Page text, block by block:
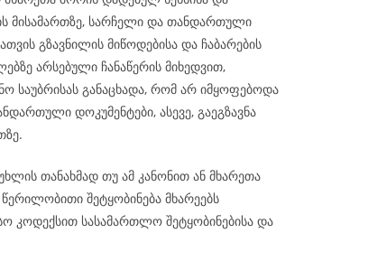
მისამართზე, სარჩელი და თანდართული
გზავნილის მიწოდებისა და ჩაბარების
არსებული ჩანაწერის მიხედვით,
საუბრისას განაცხადა, რომ არ იმყოფებოდა
დოკუმენტები, ასევე, გაეგზავნა
თანახმად თუ ამ კანონით ან მხარეთა
შეტყობინება მხარეებს
კოდექსით სასამართლო შეტყობინებისა და